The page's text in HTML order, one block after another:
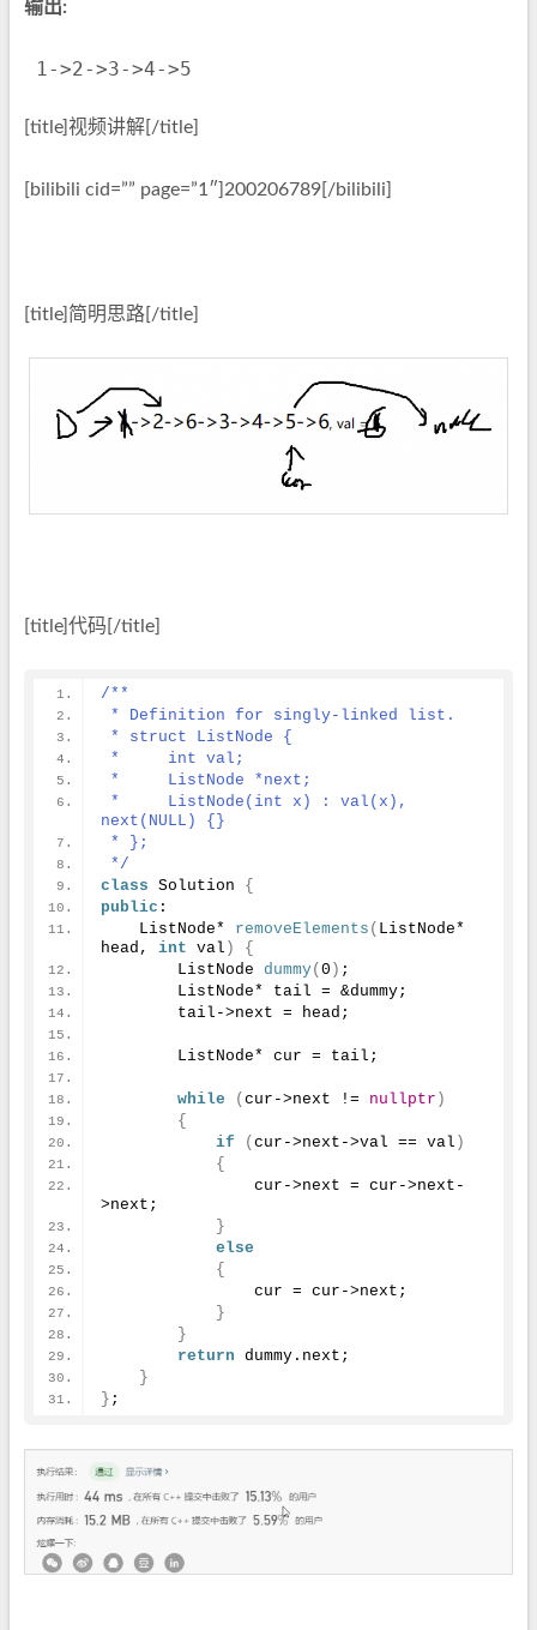
输出:
1->2->3->4->5
[title]视频讲解[/title]
[bilibili cid=”” page=”1″]200206789[/bilibili]
[title]简明思路[/title]
[title]代码[/title]
/**
* Definition for singly-linked list.
* struct ListNode {
*     int val;
*     ListNode *next;
next(NULL) {}
* };
*/
class Solution {
public :
    ListNode*
removeElements ( ListNode*
head, int val )
{
        ListNode
dummy( 0 ) ;
        ListNode* tail = &dummy;
        tail->next = head;
        ListNode* cur = tail;
while ( cur->next != nullptr )
{
if
( cur->next->val == val )
{
>next;
}
else
{
                cur = cur->next;
}
}
return dummy. next ;
}
} ;